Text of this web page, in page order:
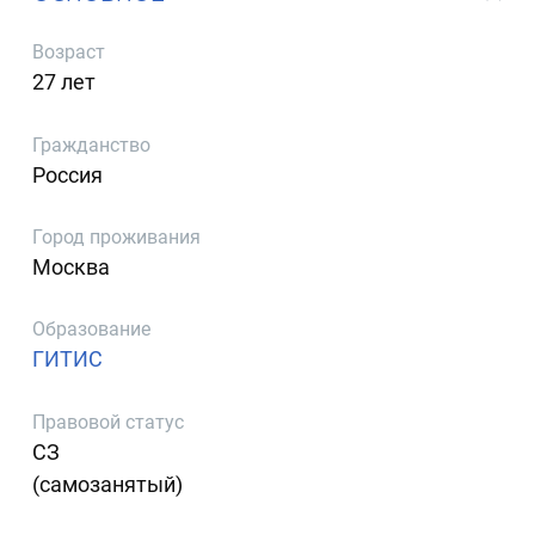
Возраст
27 лет
Гражданство
Россия
Город проживания
Москва
Образование
ГИТИС
Правовой статус
СЗ
(самозанятый)